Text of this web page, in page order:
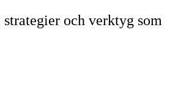
och verktyg som